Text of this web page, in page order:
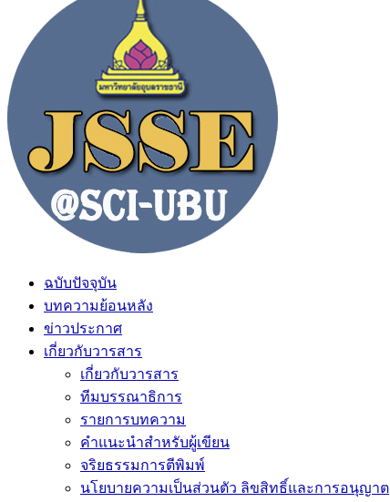
ฉบับปัจจุบัน
บทความย้อนหลัง
ข่าวประกาศ
เกี่ยวกับวารสาร
เกี่ยวกับวารสาร
ทีมบรรณาธิการ
รายการบทความ
คำแนะนำสำหรับผู้เขียน
จริยธรรมการตีพิมพ์
นโยบายความเป็นส่วนตัว ลิขสิทธิ์และการอนุญาต